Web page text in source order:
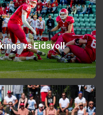
vs Eidsvoll